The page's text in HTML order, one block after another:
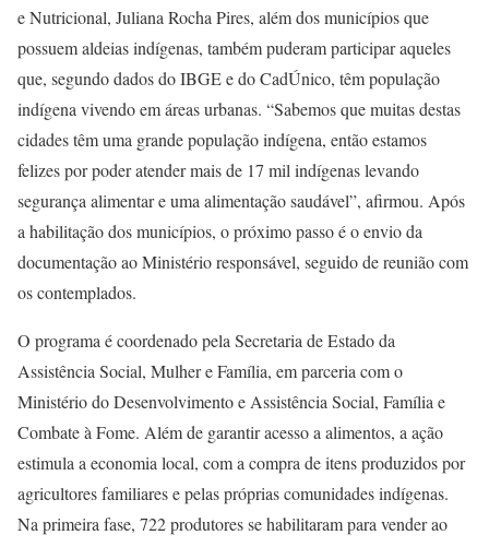
e Nutricional, Juliana Rocha Pires, além dos municípios que
possuem aldeias indígenas, também puderam participar aqueles
que, segundo dados do IBGE e do CadÚnico, têm população
indígena vivendo em áreas urbanas. “Sabemos que muitas destas
cidades têm uma grande população indígena, então estamos
felizes por poder atender mais de 17 mil indígenas levando
segurança alimentar e uma alimentação saudável”, afirmou. Após
a habilitação dos municípios, o próximo passo é o envio da
documentação ao Ministério responsável, seguido de reunião com
os contemplados.
O programa é coordenado pela Secretaria de Estado da
Assistência Social, Mulher e Família, em parceria com o
Ministério do Desenvolvimento e Assistência Social, Família e
Combate à Fome. Além de garantir acesso a alimentos, a ação
estimula a economia local, com a compra de itens produzidos por
agricultores familiares e pelas próprias comunidades indígenas.
Na primeira fase, 722 produtores se habilitaram para vender ao